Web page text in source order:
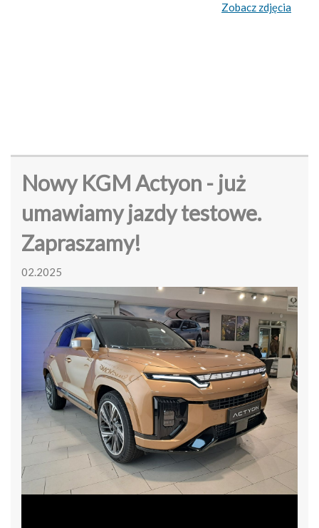
Zobacz zdjęcia
Nowy KGM Actyon - już
umawiamy jazdy testowe.
Zapraszamy!
02.2025